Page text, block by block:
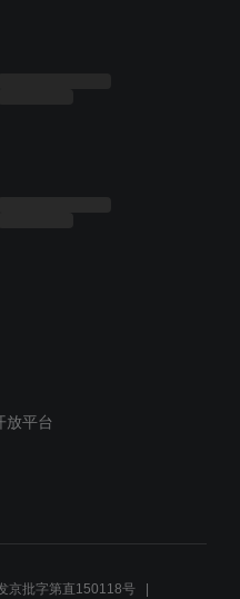
放平台
京批字第直150118号